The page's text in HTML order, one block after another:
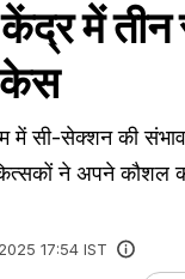
में
केस
सी-सेक्शन की
ने अपने कौशल
17:54 IST